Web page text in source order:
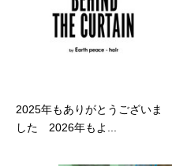
2025年もありがとうございま
した 2026年もよ...